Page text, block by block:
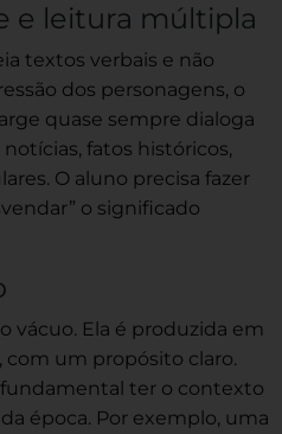
e leitura múltipla
textos verbais e não
dos personagens, o
quase sempre dialoga
fatos históricos,
O aluno precisa fazer
o significado
vácuo. Ela é produzida em
um propósito claro.
fundamental ter o contexto
época. Por exemplo, uma